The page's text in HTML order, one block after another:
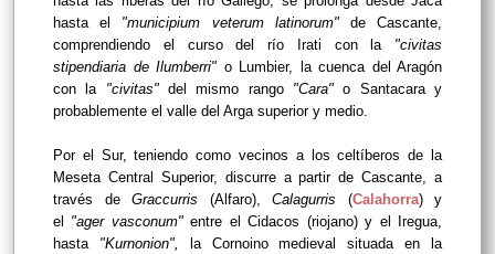
hasta el "municipium veterum latinorum"de Cascante,
comprendiendo el curso del río Irati con la "civitas
stipendiaria de Ilumberri" o Lumbier, la cuenca del Aragón
con la "civitas"del mismo rango "Cara" o Santacara y
probablemente el valle del Arga superior y medio.
Por el Sur, teniendo como vecinos a los celtíberos de la
Meseta Central Superior, discurre a partir de Cascante, a
través de Graccurris (Alfaro), Calagurris (Calahorra) y
el "ager vasconum"entre el Cidacos (riojano) y el Iregua,
hasta "Kurnonion",
la Cornoino medieval situada en la